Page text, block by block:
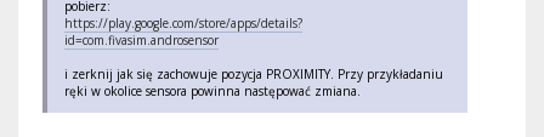
pobierz:
https://play.google.com/store/apps/details?
id=com.fivasim.androsensor
i zerknij jak się zachowuje pozycja PROXIMITY. Przy przykładaniu
ręki w okolice sensora powinna następować zmiana.